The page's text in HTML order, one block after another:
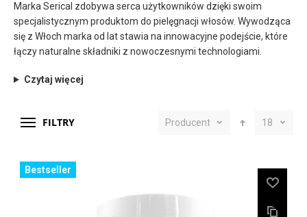
Marka Serical zdobywa serca użytkowników dzięki swoim
specjalistycznym produktom do pielęgnacji włosów. Wywodząca
się z Włoch marka od lat stawia na innowacyjne podejście, które
łączy naturalne składniki z nowoczesnymi technologiami.
Czytaj więcej
FILTRY Producent 18
Bestseller